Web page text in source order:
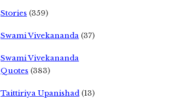
Stories (359)
Swami Vivekananda (37)
Swami Vivekananda
Quotes (383)
Taittiriya Upanishad (13)